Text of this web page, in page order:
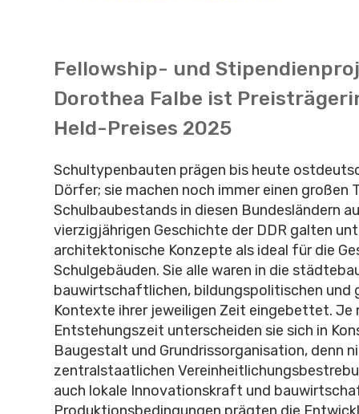
Fellowship- und
Dorothea Falbe ist
Held-Preises 2025
Schultypenbauten prägen bis heute
Dörfer; sie machen noch immer einen großen
Schulbaubestands in diesen Bundesländern
vierzigjährigen Geschichte der DDR galten
architektonische Konzepte als ideal für die
Schulgebäuden. Sie alle waren in die
bauwirtschaftlichen, bildungspolitischen und
Kontexte ihrer jeweiligen Zeit eingebettet. Je
Entstehungszeit unterscheiden sie sich in
Baugestalt und Grundrissorganisation, denn
zentralstaatlichen
auch lokale Innovationskraft und